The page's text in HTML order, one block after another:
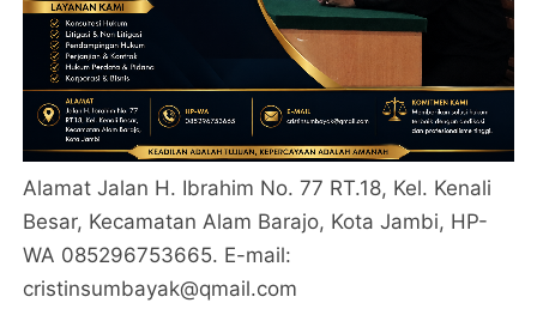
Alamat Jalan H. Ibrahim No. 77 RT.18, Kel. Kenali
Besar, Kecamatan Alam Barajo, Kota Jambi, HP-
WA 085296753665. E-mail:
cristinsumbayak@qmail.com